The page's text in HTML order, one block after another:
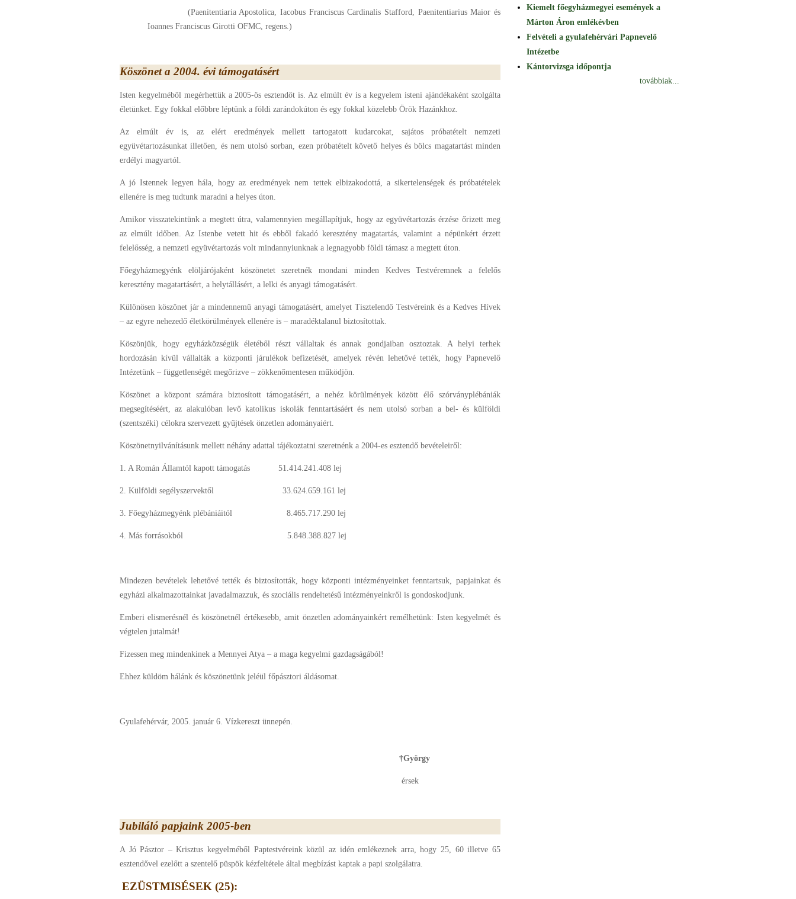
(Paenitentiaria Apostolica, Iacobus Franciscus Cardinalis Stafford, Paenitentiarius Maior és
Ioannes Franciscus Girotti OFMC, regens.)
Köszönet a 2004. évi támogatásért
Isten kegyelméből megérhettük a 2005-ös esztendőt is. Az elmúlt év is a kegyelem isteni ajándékaként szolgálta
életünket. Egy fokkal előbbre léptünk a földi zarándokúton és egy fokkal közelebb Örök Hazánkhoz.
Az elmúlt év is, az elért eredmények mellett tartogatott kudarcokat, sajátos próbatételt nemzeti
együvétartozásunkat illetően, és nem utolsó sorban, ezen próbatételt követő helyes és bölcs magatartást minden
erdélyi magyartól.
A jó Istennek legyen hála, hogy az eredmények nem tettek elbizakodottá, a sikertelenségek és próbatételek
ellenére is meg tudtunk maradni a helyes úton.
Amikor visszatekintünk a megtett útra, valamennyien megállapítjuk, hogy az együvétartozás érzése őrizett meg
az elmúlt időben. Az Istenbe vetett hit és ebből fakadó keresztény magatartás, valamint a népünkért érzett
felelősség, a nemzeti együvétartozás volt mindannyiunknak a legnagyobb földi támasz a megtett úton.
Főegyházmegyénk elöljárójaként köszönetet szeretnék mondani minden Kedves Testvéremnek a felelős
keresztény magatartásért, a helytállásért, a lelki és anyagi támogatásért.
Különösen köszönet jár a mindennemű anyagi támogatásért, amelyet Tisztelendő Testvéreink és a Kedves Hívek
– az egyre nehezedő életkörülmények ellenére is – maradéktalanul biztosítottak.
Köszönjük, hogy egyházközségük életéből részt vállaltak és annak gondjaiban osztoztak. A helyi terhek
hordozásán kívül vállalták a központi járulékok befizetését, amelyek révén lehetővé tették, hogy Papnevelő
Intézetünk – függetlenségét megőrizve – zökkenőmentesen működjön.
Köszönet a központ számára biztosított támogatásért, a nehéz körülmények között élő szórványplébániák
megsegítéséért, az alakulóban levő katolikus iskolák fenntartásáért és nem utolsó sorban a bel- és külföldi
(szentszéki) célokra szervezett gyűjtések önzetlen adományaiért.
Köszönetnyilvánításunk mellett néhány adattal tájékoztatni szeretnénk a 2004-es esztendő bevételeiről:
1. A Román Államtól kapott támogatás 51.414.241.408 lej
2. Külföldi segélyszervektől 33.624.659.161 lej
3. Főegyházmegyénk plébániáitól 8.465.717.290 lej
4. Más forrásokból 5.848.388.827 lej
Mindezen bevételek lehetővé tették és biztosították, hogy központi intézményeinket fenntartsuk, papjainkat és
egyházi alkalmazottainkat javadalmazzuk, és szociális rendeltetésű intézményeinkről is gondoskodjunk.
Emberi elismerésnél és köszönetnél értékesebb, amit önzetlen adományainkért remélhetünk: Isten kegyelmét és
végtelen jutalmát!
Fizessen meg mindenkinek a Mennyei Atya – a maga kegyelmi gazdagságából!
Ehhez küldöm hálánk és köszönetünk jeléül főpásztori áldásomat.
Gyulafehérvár, 2005. január 6. Vízkereszt ünnepén.
†György
érsek
Jubiláló papjaink 2005-ben
A Jó Pásztor – Krisztus kegyelméből Paptestvéreink közül az idén emlékeznek arra, hogy 25, 60 illetve 65
esztendővel ezelőtt a szentelő püspök kézfeltétele által megbízást kaptak a papi szolgálatra.
EZÜSTMISÉSEK (25):
Kiemelt főegyházmegyei események a
Márton Áron emlékévben
Felvételi a gyulafehérvári Papnevelő
Intézetbe
Kántorvizsga időpontja
továbbiak...